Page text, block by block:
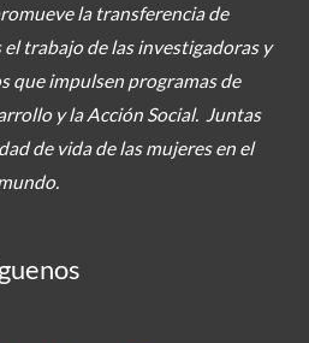
la transferencia de
trabajo de las investigadoras y
que impulsen programas de
y la Acción Social. Juntas
de vida de las mujeres en el